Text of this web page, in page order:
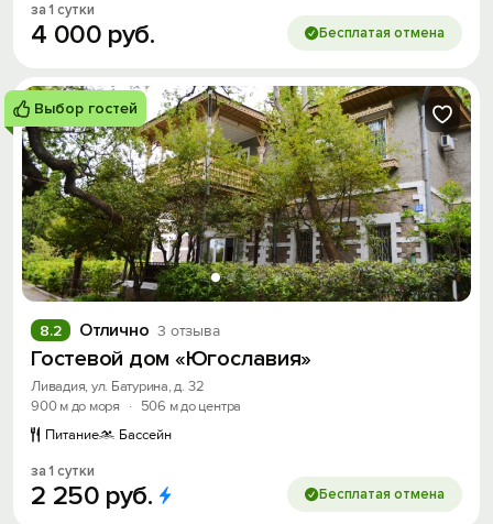
за 1 сутки
4 000 руб. Бесплатая отмена
Выбор гостей
Отлично 3 отзыва
8.2
Гостевой дом «Югославия»
Ливадия, ул. Батурина, д. 32
900 м до моря
·
506 м до центра
Питание
Бассейн
за 1 сутки
2 250 руб. Бесплатая отмена